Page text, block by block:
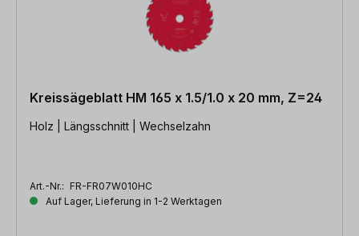
Kreissägeblatt HM 165 x 1.5/1.0 x 20 mm, Z=24
Holz | Längsschnitt | Wechselzahn
Art.-Nr.: FR-FR07W010HC
Auf Lager, Lieferung in 1-2 Werktagen